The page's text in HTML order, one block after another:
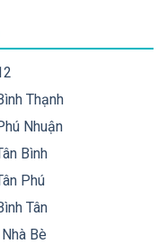
Thạnh
Nhuận
Bình
Phú
Tân
Bè